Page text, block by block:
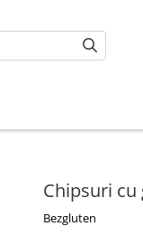
Chipsuri cu
Bezgluten